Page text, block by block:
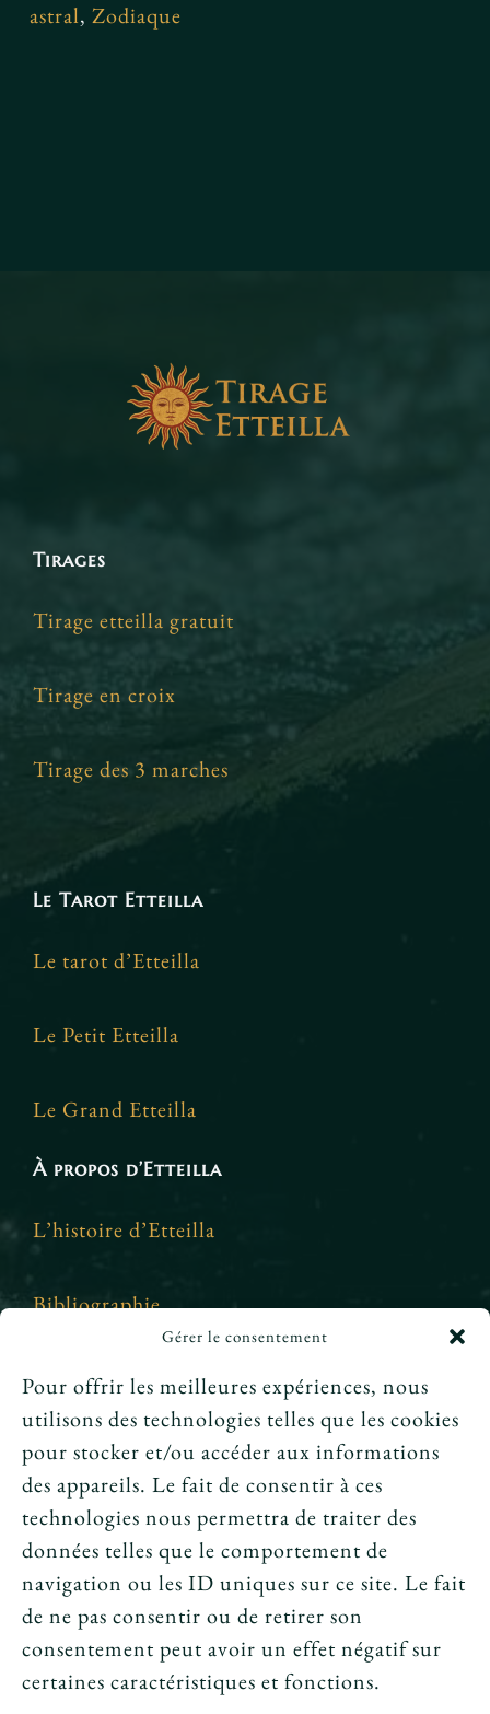
Gérer le consentement
Pour offrir les meilleures expériences, nous
utilisons des technologies telles que les cookies
pour stocker et/ou accéder aux informations
des appareils. Le fait de consentir à ces
technologies nous permettra de traiter des
données telles que le comportement de
navigation ou les ID uniques sur ce site. Le fait
de ne pas consentir ou de retirer son
consentement peut avoir un effet négatif sur
certaines caractéristiques et fonctions.
astral,Zodiaque
Tirages
Tirage etteilla gratuit
Tirage en croix
Tirage des 3 marches
Le Tarot Etteilla
Le tarot d’Etteilla
Le Petit Etteilla
Le Grand Etteilla
À propos d’Etteilla
L’histoire d’Etteilla
Bibliographie
Crédits et mentions légales
Le tarot peut-il annoncer une rencontre
amoureuse ?
Peut-on prouver que le tarot fonctionne ?
Le tarot avant l’ésotérisme : un simple jeu ?